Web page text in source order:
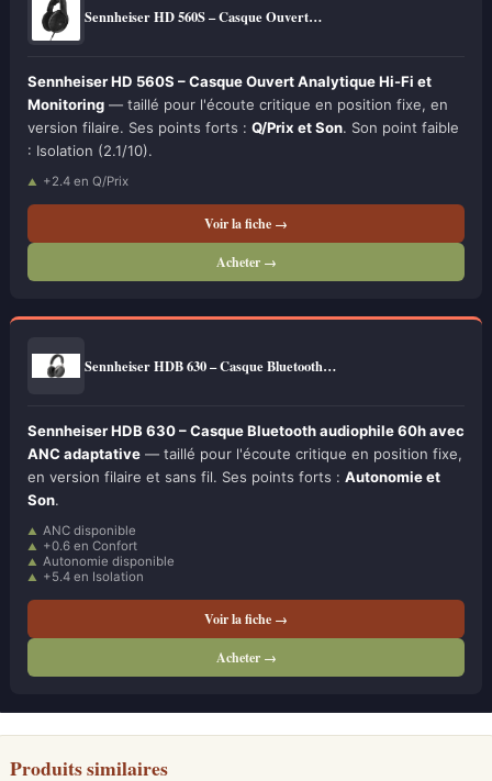
Sennheiser HD 560S – Casque Ouvert…
Sennheiser HD 560S – Casque Ouvert Analytique Hi-Fi et
Monitoring — taillé pour l'écoute critique en position fixe, en
version filaire. Ses points forts : Q/Prix et Son. Son point faible
: Isolation (2.1/10).
+2.4 en Q/Prix
Voir la fiche →
Acheter →
Sennheiser HDB 630 – Casque Bluetooth…
Sennheiser HDB 630 – Casque Bluetooth audiophile 60h avec
ANC adaptative — taillé pour l'écoute critique en position fixe,
en version filaire et sans fil. Ses points forts : Autonomie et
Son.
ANC disponible
+0.6 en Confort
Autonomie disponible
+5.4 en Isolation
Voir la fiche →
Acheter →
Produits similaires